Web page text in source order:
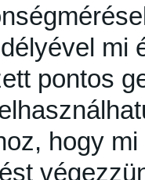
mi
pontos
hogy